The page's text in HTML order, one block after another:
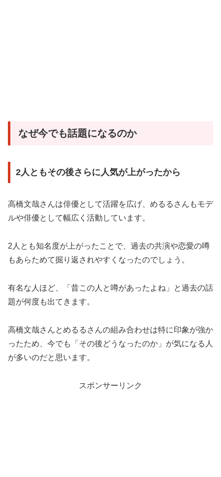
なぜ今でも話題になるのか
2人ともその後さらに人気が上がったから
高橋文哉さんは俳優として活躍を広げ、めるるさんもモデ
ルや俳優として幅広く活動しています。
2人とも知名度が上がったことで、過去の共演や恋愛の噂
もあらためて掘り返されやすくなったのでしょう。
有名な人ほど、「昔この人と噂があったよね」と過去の話
題が何度も出てきます。
高橋文哉さんとめるるさんの組み合わせは特に印象が強か
ったため、今でも「その後どうなったのか」が気になる人
が多いのだと思います。
スポンサーリンク